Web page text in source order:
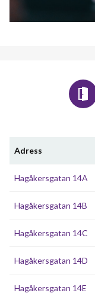
Adress
Hagåkersgatan 14A
Hagåkersgatan 14B
Hagåkersgatan 14C
Hagåkersgatan 14D
Hagåkersgatan 14E